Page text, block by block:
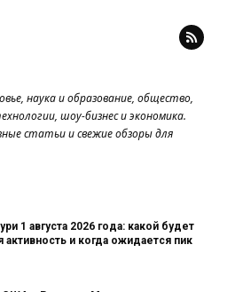
наука и образование, общество,
шоу-бизнес и экономика.
статьи и свежие обзоры для
1 августа 2026 года: какой будет
активность и когда ожидается пик